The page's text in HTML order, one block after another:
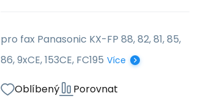
pro fax Panasonic KX-FP 88, 82, 81, 85,
86, 9xCE, 153CE, FC195 Více
Oblíbený Porovnat